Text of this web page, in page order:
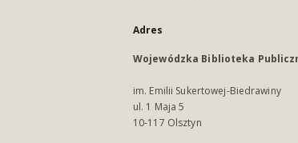
Adres
Wojewódzka Biblioteka
im. Emilii Sukertowej-Biedrawiny
ul. 1 Maja 5
10-117 Olsztyn